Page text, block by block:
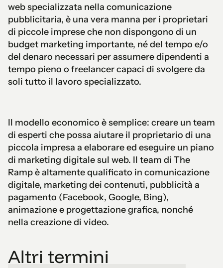
web specializzata nella comunicazione
pubblicitaria, è una vera manna per i proprietari
di piccole imprese che non dispongono di un
budget marketing importante, né del tempo e/o
del denaro necessari per assumere dipendenti a
tempo pieno o freelancer capaci di svolgere da
soli tutto il lavoro specializzato.
Il modello economico è semplice: creare un team
di esperti che possa aiutare il proprietario di una
piccola impresa a elaborare ed eseguire un piano
di marketing digitale sul web. Il team di The
Ramp è altamente qualificato in comunicazione
digitale, marketing dei contenuti, pubblicità a
pagamento (Facebook, Google, Bing),
animazione e progettazione grafica, nonché
nella creazione di video.
Altri termini